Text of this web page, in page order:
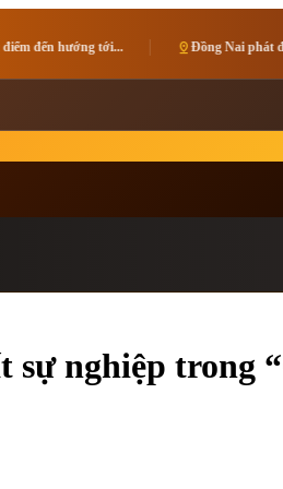
pin_dropĐồng Nai phát động Cuộc thi ảnh đẹp
sự nghiệp trong